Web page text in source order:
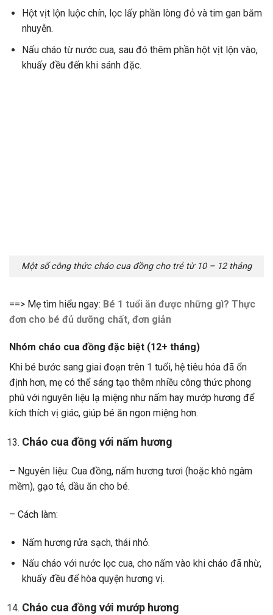
Hột vịt lộn luộc chín, lọc lấy phần lòng đỏ và tim gan băm
nhuyễn.
Nấu cháo từ nước cua, sau đó thêm phần hột vịt lộn vào,
khuấy đều đến khi sánh đặc.
Một số công thức cháo cua đồng cho trẻ từ 10 – 12 tháng
==> Mẹ tìm hiểu ngay: Bé 1 tuổi ăn được những gì? Thực
đơn cho bé đủ dưỡng chất, đơn giản
Nhóm cháo cua đồng đặc biệt (12+ tháng)
Khi bé bước sang giai đoạn trên 1 tuổi, hệ tiêu hóa đã ổn
định hơn, mẹ có thể sáng tạo thêm nhiều công thức phong
phú với nguyên liệu lạ miệng như nấm hay mướp hương để
kích thích vị giác, giúp bé ăn ngon miệng hơn.
Cháo cua đồng với nấm hương
– Nguyên liệu: Cua đồng, nấm hương tươi (hoặc khô ngâm
mềm), gạo tẻ, dầu ăn cho bé.
– Cách làm:
Nấm hương rửa sạch, thái nhỏ.
Nấu cháo với nước lọc cua, cho nấm vào khi cháo đã nhừ,
khuấy đều để hòa quyện hương vị.
Cháo cua đồng với mướp hương